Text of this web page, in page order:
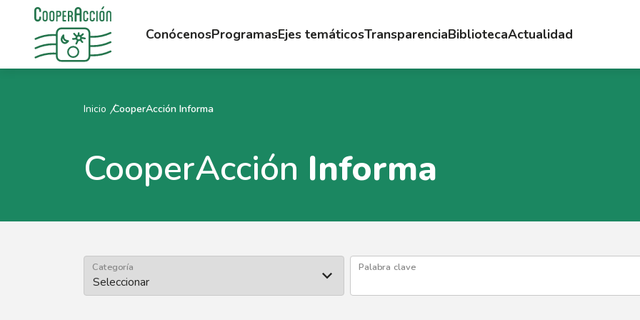
ConócenosProgramasEjes temáticosTransparenciaBibliotecaActualidad
Inicio CooperAcción Informa
CooperAcción Informa
Categoría Palabra clave